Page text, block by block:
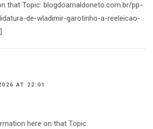
that Topic: blogdoarnaldoneto.com.br/pp-
de-wladimir-garotinho-a-reeleicao-
AT 22:01
here on that Topic: